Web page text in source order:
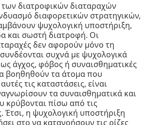
διατροφικών διαταραχών
διαφορετικών στρατηγικών,
ψυχολογική υποστήριξη,
και σωστή διατροφή. Οι
δεν αφορούν μόνο τη
συχνά με ψυχολογικά
άγχος, φόβος ή συναισθηματικές
βοηθηθούν τα άτομα που
τις καταστάσεις, είναι
τα συναισθηματικά και
κρύβονται πίσω από τις
Έτσι, η ψυχολογική υποστήριξη
στο να κατανοήσουν τις ρίζες